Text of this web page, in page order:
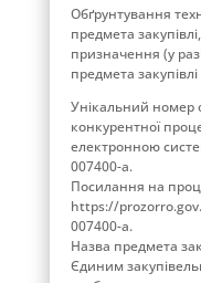
Обґрунтування
предмета
призначення (у
предмета закупівлі
Унікальний номер
конкурентної
електронною
007400-а.
Посилання на
https://
007400-a.
Назва предмета
Єдиним